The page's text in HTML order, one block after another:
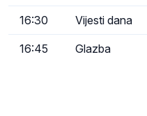
16:30 Vijesti dana
16:45 Glazba